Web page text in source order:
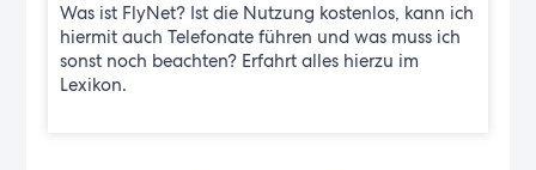
Was ist FlyNet? Ist die Nutzung kostenlos, kann ich
hiermit auch Telefonate führen und was muss ich
sonst noch beachten? Erfahrt alles hierzu im
Lexikon.